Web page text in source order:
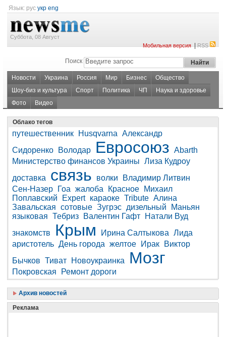
Язык: рус укр eng
Суббота, 08 Август
Мобильная версия|RSS
Поиск
Новости Украина Россия Мир Бизнес
Общество
Шоу-биз и культура
Спорт Политика ЧП
Наука и здоровье
Фото
Видео
Облако тегов
путешественник Husqvarna Александр
Сидоренко
Володар Евросоюз Abarth
Министерство финансов Украины Лиза Кудроу
доставка
связь волки
Владимир Литвин
Сен-Назер
Гоа жалоба Красное
Михаил
Поплавский
Expert караоке Tribute Алина
Завальская сотовые Зугрэс дизельный
Маньян
языковая Тебриз Валентин Гафт
Натали Вуд
знакомств
Крым Ирина Салтыкова Лида
аристотель День города желтое Ирак
Виктор
Бычков Тиват Новоукраинка Мозг
Покровская Ремонт дороги
Архив новостей
Реклама